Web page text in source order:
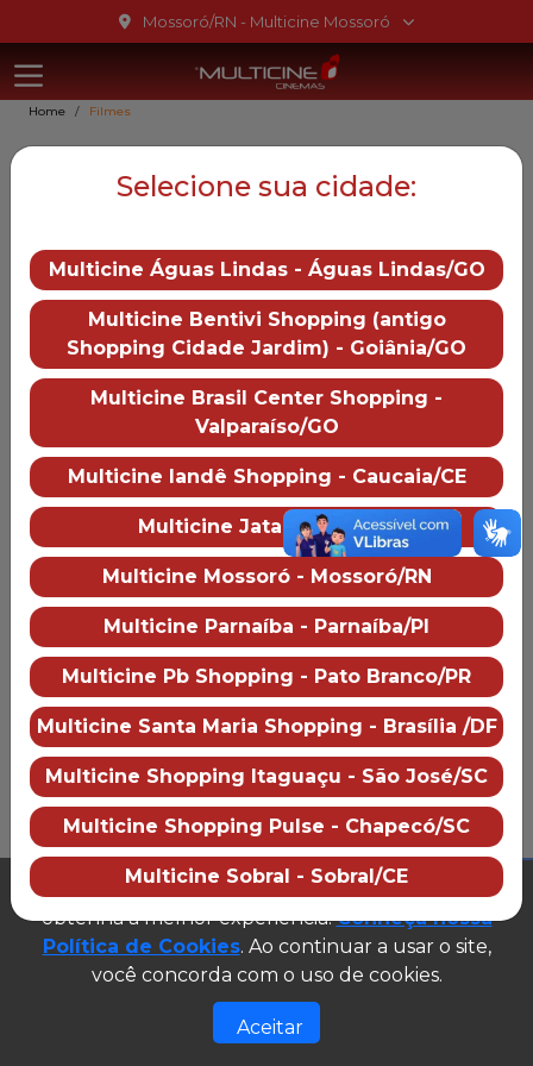
Ir para o conteúdo
Ir para o menu
Mossoró/RN - Multicine Mossoró
Multicine
Home Filmes
Em Cartaz Pré-Venda Em Breve
Homem-Aranha: Um Novo Dia
Homem-Aranha: Um Novo Dia
Homem-Aranha: Um Novo
Dia
12
Ficção-científica,
145 min.
Toy
Toy Story 5
Toy Story 5
6
Animação
100 min.
Ver Programação Completa
PUBLICIDADE
2026 Multicine cinemas
CNPJ: 07.609.246/0007-08
Desenvolvido e gerenciado por
Site público v1.0.0
Selecione sua cidade:
Multicine Águas Lindas - Águas Lindas/GO
Multicine Bentivi Shopping (antigo
Shopping Cidade Jardim) - Goiânia/GO
Multicine Brasil Center Shopping -
Valparaíso/GO
Multicine Iandê Shopping - Caucaia/CE
Multicine Jataí - Jataí/GO
Multicine Mossoró - Mossoró/RN
Multicine Parnaíba - Parnaíba/PI
Multicine Pb Shopping - Pato Branco/PR
Multicine Santa Maria Shopping - Brasília /DF
Multicine Shopping Itaguaçu - São José/SC
Multicine Shopping Pulse - Chapecó/SC
Multicine Sobral - Sobral/CE
Este site utiliza cookies para garantir que você
obtenha a melhor experiência.Conheça nossa
Política de Cookies. Ao continuar a usar o site,
você concorda com o uso de cookies.
Aceitar